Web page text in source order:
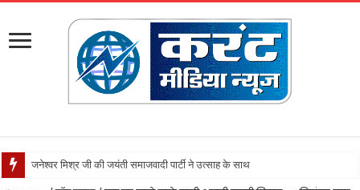
जनेश्वर मिश्र जी की जयंती समाजवादी पार्टी ने उत्साह के साथ मनायी